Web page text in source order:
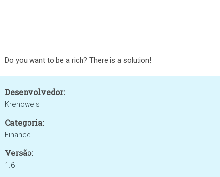
Do you want to be a rich? There is a solution!
Desenvolvedor:
Krenowels
Categoria:
Finance
Versão:
1.6